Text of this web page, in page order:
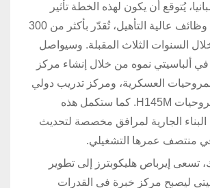
يُتوقع أن يكون لهذه الخطة تأثير
مباشر على خلق وظائف عالية التأهيل، تُقدّر بأكثر من 300
السنوات الثلاث المقبلة. وسيواصل
في ألباسيتي نموه من خلال إنشاء مركز
العسكرية، ومركز تدريب دولي
لطياري وفنيي مروحيات H145M. كما ستكمل هذه
البناء الجارية لمرافق مخصصة لتحديث
منتصف عمرها التشغيلي.
تسعى إيرباص هليكوبترز إلى تطوير
ليصبح مركز خبرة في القدرات